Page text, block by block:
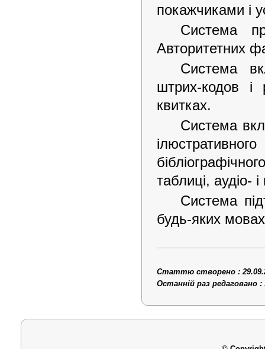
покажчиками і
Система
Авторитетних
Система
штрих-кодов і
квитках.
Система
таблиці, аудіо-
Система
будь-яких
Статтю створено :
Останній раз редаговано :